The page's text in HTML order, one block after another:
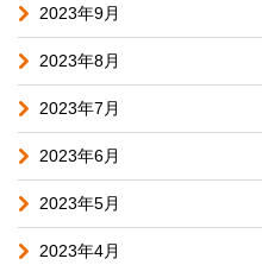
2023年9月
2023年8月
2023年7月
2023年6月
2023年5月
2023年4月